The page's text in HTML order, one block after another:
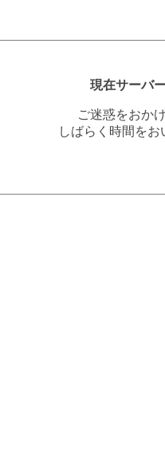
現在サーバ
ご迷惑をおか
しばらく時間を